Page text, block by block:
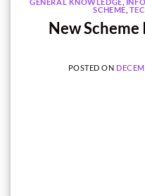
SCHEME
New
POSTED ON